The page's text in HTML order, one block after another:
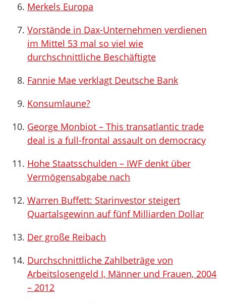
Merkels Europa
Vorstände in Dax-Unternehmen verdienen
im Mittel 53 mal so viel wie
durchschnittliche Beschäftigte
Fannie Mae verklagt Deutsche Bank
Konsumlaune?
George Monbiot – This transatlantic trade
deal is a full-frontal assault on democracy
Hohe Staatsschulden – IWF denkt über
Vermögensabgabe nach
Warren Buffett: Starinvestor steigert
Quartalsgewinn auf fünf Milliarden Dollar
Der große Reibach
Durchschnittliche Zahlbeträge von
Arbeitslosengeld I, Männer und Frauen, 2004
– 2012